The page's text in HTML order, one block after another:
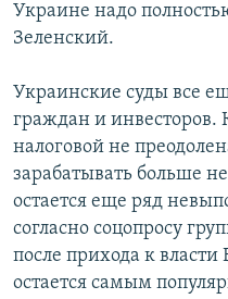
Украине надо
Зеленский.
Украинские суды все
граждан и инвесторов.
налоговой не
зарабатывать больше
остается еще ряд
согласно соцопросу
после прихода к
остается самым